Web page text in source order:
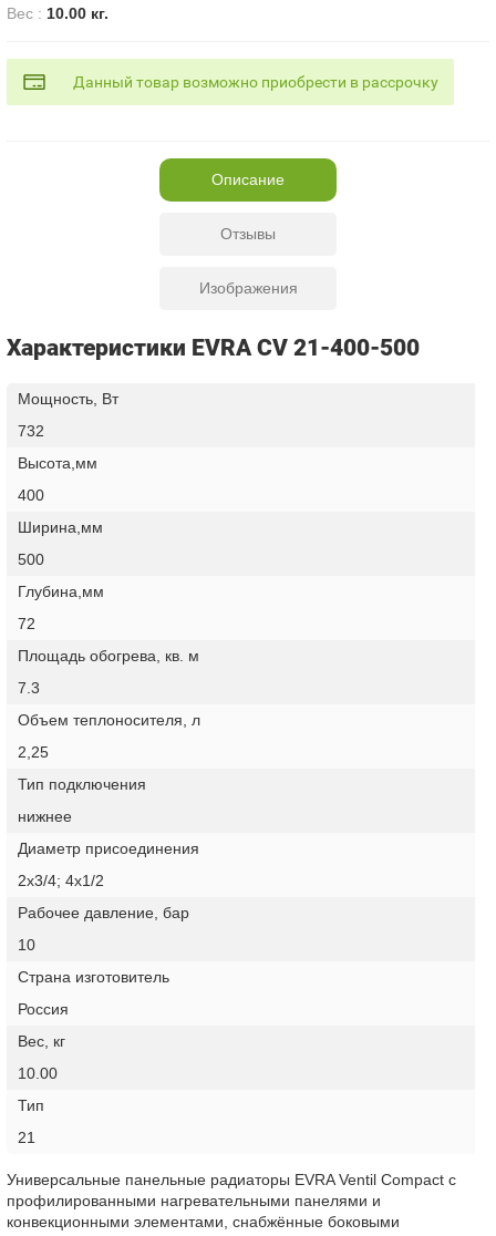
Вес : 10.00 кг.
Данный товар возможно приобрести в рассрочку
Описание
Отзывы
Изображения
Характеристики EVRA CV 21-400-500
Мощность, Вт
732
Высота,мм
400
Ширина,мм
500
Глубина,мм
72
Площадь обогрева, кв. м
7.3
Объем теплоносителя, л
2,25
Тип подключения
нижнее
Диаметр присоединения
2х3/4; 4х1/2
Рабочее давление, бар
10
Страна изготовитель
Россия
Вес, кг
10.00
Тип
21
Универсальные панельные радиаторы EVRA Ventil Compact с
профилированными нагревательными панелями и
конвекционными элементами, снабжённые боковыми